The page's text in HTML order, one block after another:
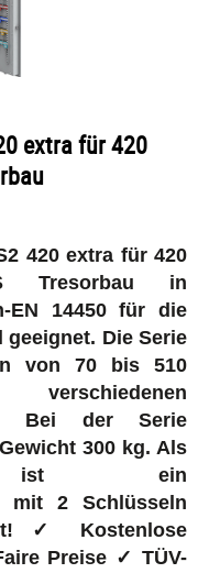
extra für 420
420 extra für 420
Tresorbau in
EN 14450 für die
geeignet. Die Serie
von 70 bis 510
Bei der Serie
300 kg. Als
ist ein
mit 2 Schlüsseln
✓ Kostenlose
Preise ✓ TÜV-